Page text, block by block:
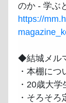
https://
◆結城メル
・本棚につ
・20歳大
・そろそ